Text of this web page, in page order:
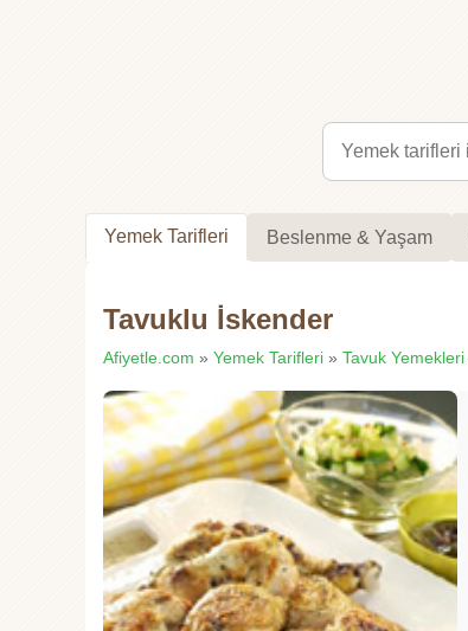
Yemek Tarifleri Beslenme & Yaşam
Tavuklu İskender
Afiyetle.com » Yemek Tarifleri » Tavuk Yemekleri